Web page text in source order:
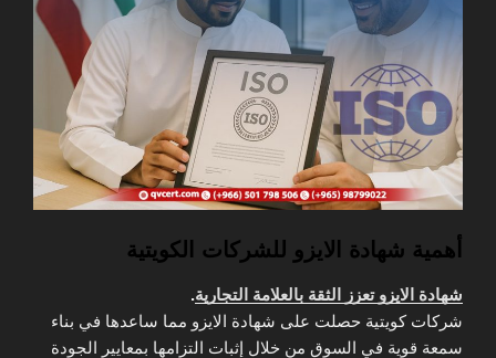
أهمية شهادة الايزو للشركات الكويتية
شهادة الايزو تعزز الثقة بالعلامة التجارية.
شركات كويتية حصلت على شهادة الايزو مما ساعدها في بناء
سمعة قوية في السوق من خلال إثبات التزامها بمعايير الجودة